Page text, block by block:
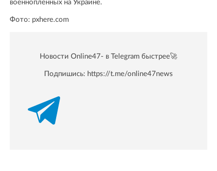
военнопленных на Украине.
Фото: pxhere.com
Новости Online47- в Telegram быстрее🚀
Подпишись: https://t.me/online47news